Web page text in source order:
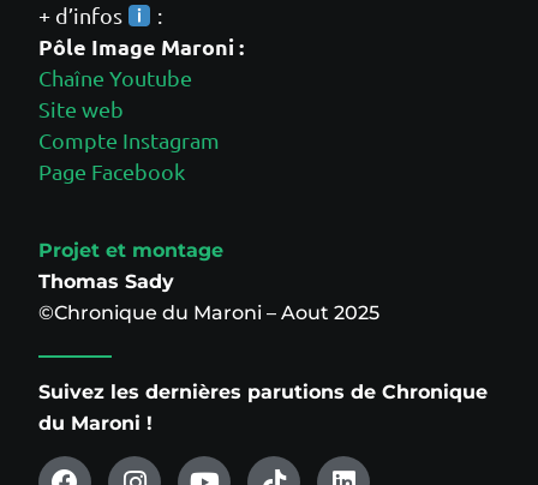
+ d’infos :
Pôle Image Maroni :
Chaîne Youtube
Site web
Compte Instagram
Page Facebook
Projet et montage
Thomas Sady
©Chronique du Maroni – Aout 2025
Suivez les dernières parutions de Chronique
du Maroni !